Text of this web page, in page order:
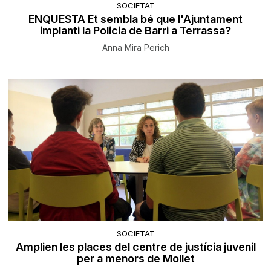
SOCIETAT
ENQUESTA Et sembla bé que l'Ajuntament
implanti la Policia de Barri a Terrassa?
Anna Mira Perich
SOCIETAT
Amplien les places del centre de justícia juvenil
per a menors de Mollet